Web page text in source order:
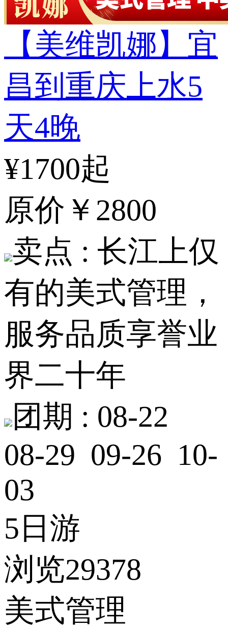
【美维凯娜】宜
昌到重庆上水5
天4晚
¥1700起
原价 ￥2800
卖点 : 长江上仅
有的美式管理，
服务品质享誉业
界二十年
团期 : 08-22
08-29 09-26 10-
03
5日游
浏览29378
美式管理